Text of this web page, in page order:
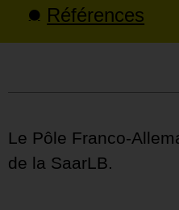
Références
Le Pôle Franco-
de la SaarLB.